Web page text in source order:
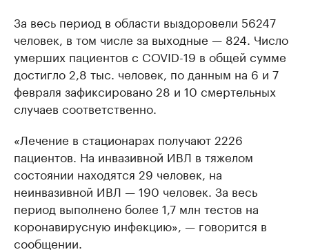
За весь период в области выздоровели 56247
человек, в том числе за выходные — 824. Число
умерших пациентов с COVID-19 в общей сумме
достигло 2,8 тыс. человек, по данным на 6 и 7
февраля зафиксировано 28 и 10 смертельных
случаев соответственно.
«Лечение в стационарах получают 2226
пациентов. На инвазивной ИВЛ в тяжелом
состоянии находятся 29 человек, на
неинвазивной ИВЛ — 190 человек. За весь
период выполнено более 1,7 млн тестов на
коронавирусную инфекцию», — говорится в
сообщении.